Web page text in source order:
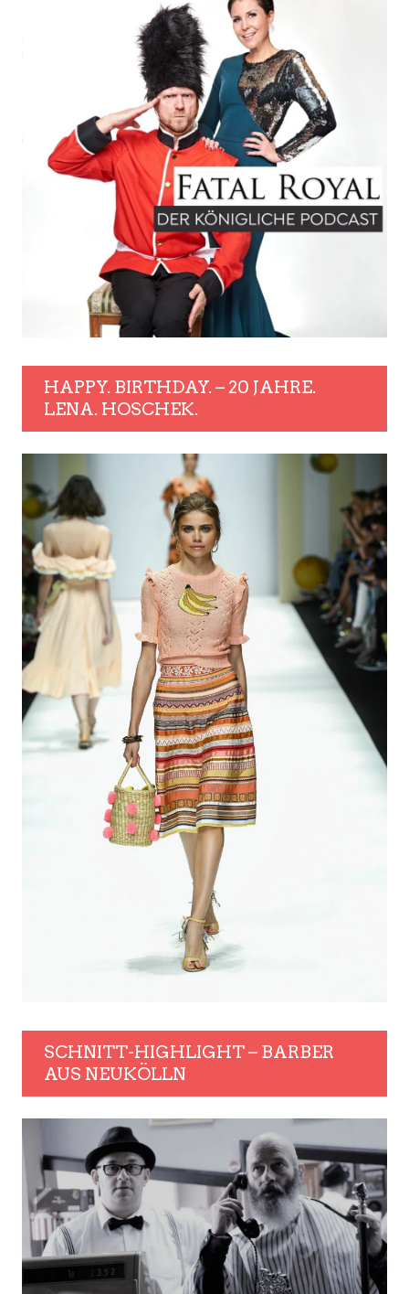
HAPPY. BIRTHDAY. – 20 JAHRE.
LENA. HOSCHEK.
SCHNITT-HIGHLIGHT – BARBER
AUS NEUKÖLLN